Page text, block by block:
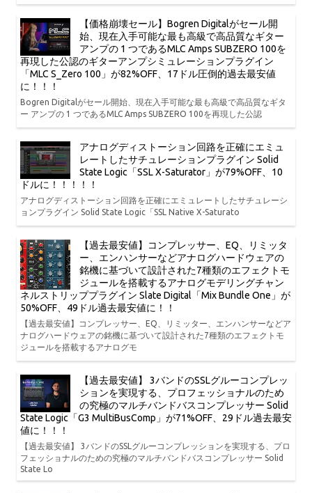
【価格崩壊セール】Bogren Digitalがセール開
始、現在入手可能な最も高級で高品質なギター
アンプの 1 つであるMLC Amps SUBZERO 100を
再現した公認のギターアンプシミュレーションプラグイン
「MLC S_Zero 100」が82%OFF、17ドル圧倒的過去最安値
に！！！
Bogren Digitalがセール開始、現在入手可能な最も高級で高品質なギタ
ー アンプの 1 つであるMLC Amps SUBZERO 100を再現した公認
アナログディストーション回路を正確にエミュ
レートしたサチュレーションプラグイン Solid
State Logic「SSL X-Saturator」が79%OFF、10
ドルに！！！！！
アナログディストーション回路を正確にエミュレートしたサチュレーシ
ョンプラグイン Solid State Logic「SSL Native X-Saturato
【過去最安値】コンプレッサー、EQ、リミッタ
ー、エンハンサーなどアナログハードウェアの
銘機に基づいて設計された7種類のエフェクトモ
ジュールを搭載するアナログモデリングチャン
ネルストリッププラグイン Slate Digital「Mix Bundle One」が
50%OFF、49ドル過去最安値に！！
【過去最安値】コンプレッサー、EQ、リミッター、エンハンサーなどア
ナログハードウェアの銘機に基づいて設計された7種類のエフェクトモ
ジュールを搭載するアナログモ
【過去最安値】 3バンドのSSLグルーコンプレッ
ションを実現する、プロフェッショナルのため
の究極のマルチバンドバスコンプレッサー Solid
State Logic「G3 MultiBusComp」が71%OFF、29ドル過去最安
値に！！！
【過去最安値】 3バンドのSSLグルーコンプレッションを実現する、プロ
フェッショナルのための究極のマルチバンドバスコンプレッサー Solid
State Lo